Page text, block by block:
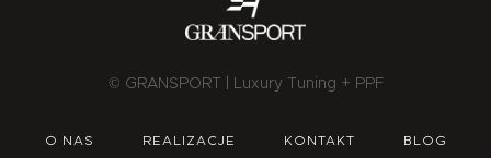
© GRANSPORT | Luxury Tuning + PPF
O NAS REALIZACJE KONTAKT BLOG